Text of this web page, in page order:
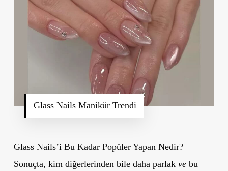
Glass Nails Manikür Trendi
Glass Nails’i Bu Kadar Popüler Yapan Nedir?
Sonuçta, kim diğerlerinden bile daha parlak vebu